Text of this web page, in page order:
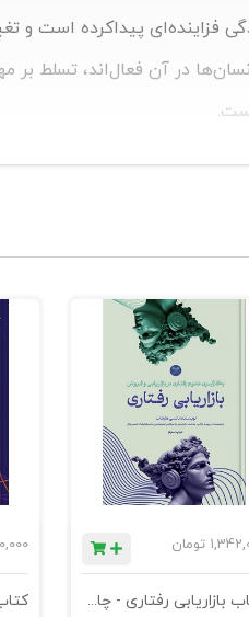
فزاینده‌ای پیداکرده است و
در آن فعال‌اند، تسلط بر
را گریزناپذیر ساخته
تومان
کتاب بازاریابی رفتاری - چاپ سوم